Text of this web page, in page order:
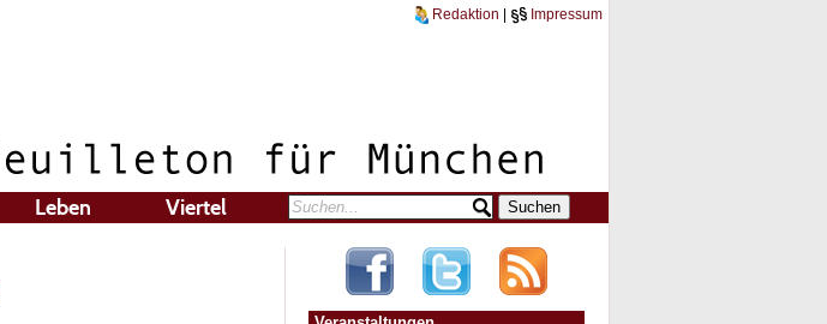
Redaktion Impressum
Leben Viertel